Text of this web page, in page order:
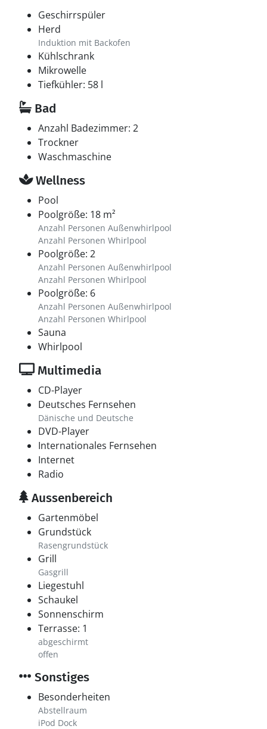
Geschirrspüler
Herd
Induktion mit Backofen
Kühlschrank
Mikrowelle
Tiefkühler: 58 l
Bad
Anzahl Badezimmer: 2
Trockner
Waschmaschine
Wellness
Pool
Poolgröße: 18 m²
Anzahl Personen Außenwhirlpool
Anzahl Personen Whirlpool
Poolgröße: 2
Anzahl Personen Außenwhirlpool
Anzahl Personen Whirlpool
Poolgröße: 6
Anzahl Personen Außenwhirlpool
Anzahl Personen Whirlpool
Sauna
Whirlpool
Multimedia
CD-Player
Deutsches Fernsehen
Dänische und Deutsche
DVD-Player
Internationales Fernsehen
Internet
Radio
Aussenbereich
Gartenmöbel
Grundstück
Rasengrundstück
Grill
Gasgrill
Liegestuhl
Schaukel
Sonnenschirm
Terrasse: 1
abgeschirmt
offen
Sonstiges
Besonderheiten
Abstellraum
iPod Dock